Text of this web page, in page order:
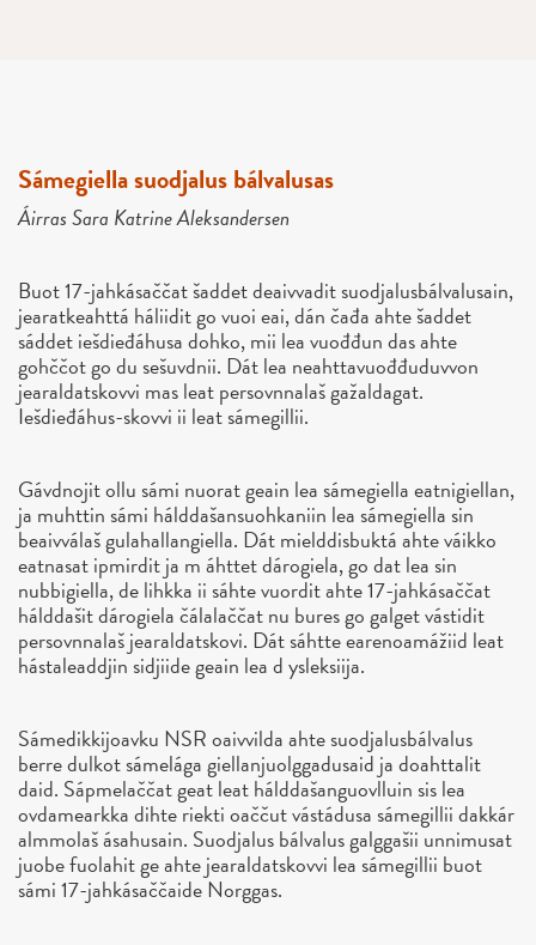
Sámegiella suodjalus bálvalusas
Áirras Sara Katrine Aleksandersen
Buot 17-jahkásaččat šaddet deaivvadit suodjalusbálvalusain,
jearatkeahttá háliidit go vuoi eai, dán čađa ahte šaddet
sáddet iešdieđáhusa dohko, mii lea vuođđun das ahte
gohččot go du sešuvdnii. Dát lea neahttavuođđuduvvon
jearaldatskovvi mas leat persovnnalaš gažaldagat.
Iešdieđáhus-skovvi ii leat sámegillii.
Gávdnojit ollu sámi nuorat geain lea sámegiella eatnigiellan,
ja muhttin sámi hálddašansuohkaniin lea sámegiella sin
beaivválaš gulahallangiella. Dát mielddisbuktá ahte váikko
eatnasat ipmirdit ja m áhttet dárogiela, go dat lea sin
nubbigiella, de lihkka ii sáhte vuordit ahte 17-jahkásaččat
hálddašit dárogiela čálalaččat nu bures go galget vástidit
persovnnalaš jearaldatskovi. Dát sáhtte earenoamážiid leat
hástaleaddjin sidjiide geain lea d ysleksiija.
Sámedikkijoavku NSR oaivvilda ahte suodjalusbálvalus
berre dulkot sámelága giellanjuolggadusaid ja doahttalit
daid. Sápmelaččat geat leat hálddašanguovlluin sis lea
ovdamearkka dihte riekti oaččut vástádusa sámegillii dakkár
almmolaš ásahusain. Suodjalus bálvalus galggašii unnimusat
juobe fuolahit ge ahte jearaldatskovvi lea sámegillii buot
sámi 17-jahkásaččaide Norggas.